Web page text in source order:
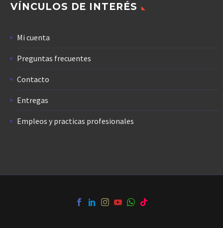
VÍNCULOS DE INTERÉS
Mi cuenta
Preguntas frecuentes
Contacto
Entregas
Empleos y practicas profesionales